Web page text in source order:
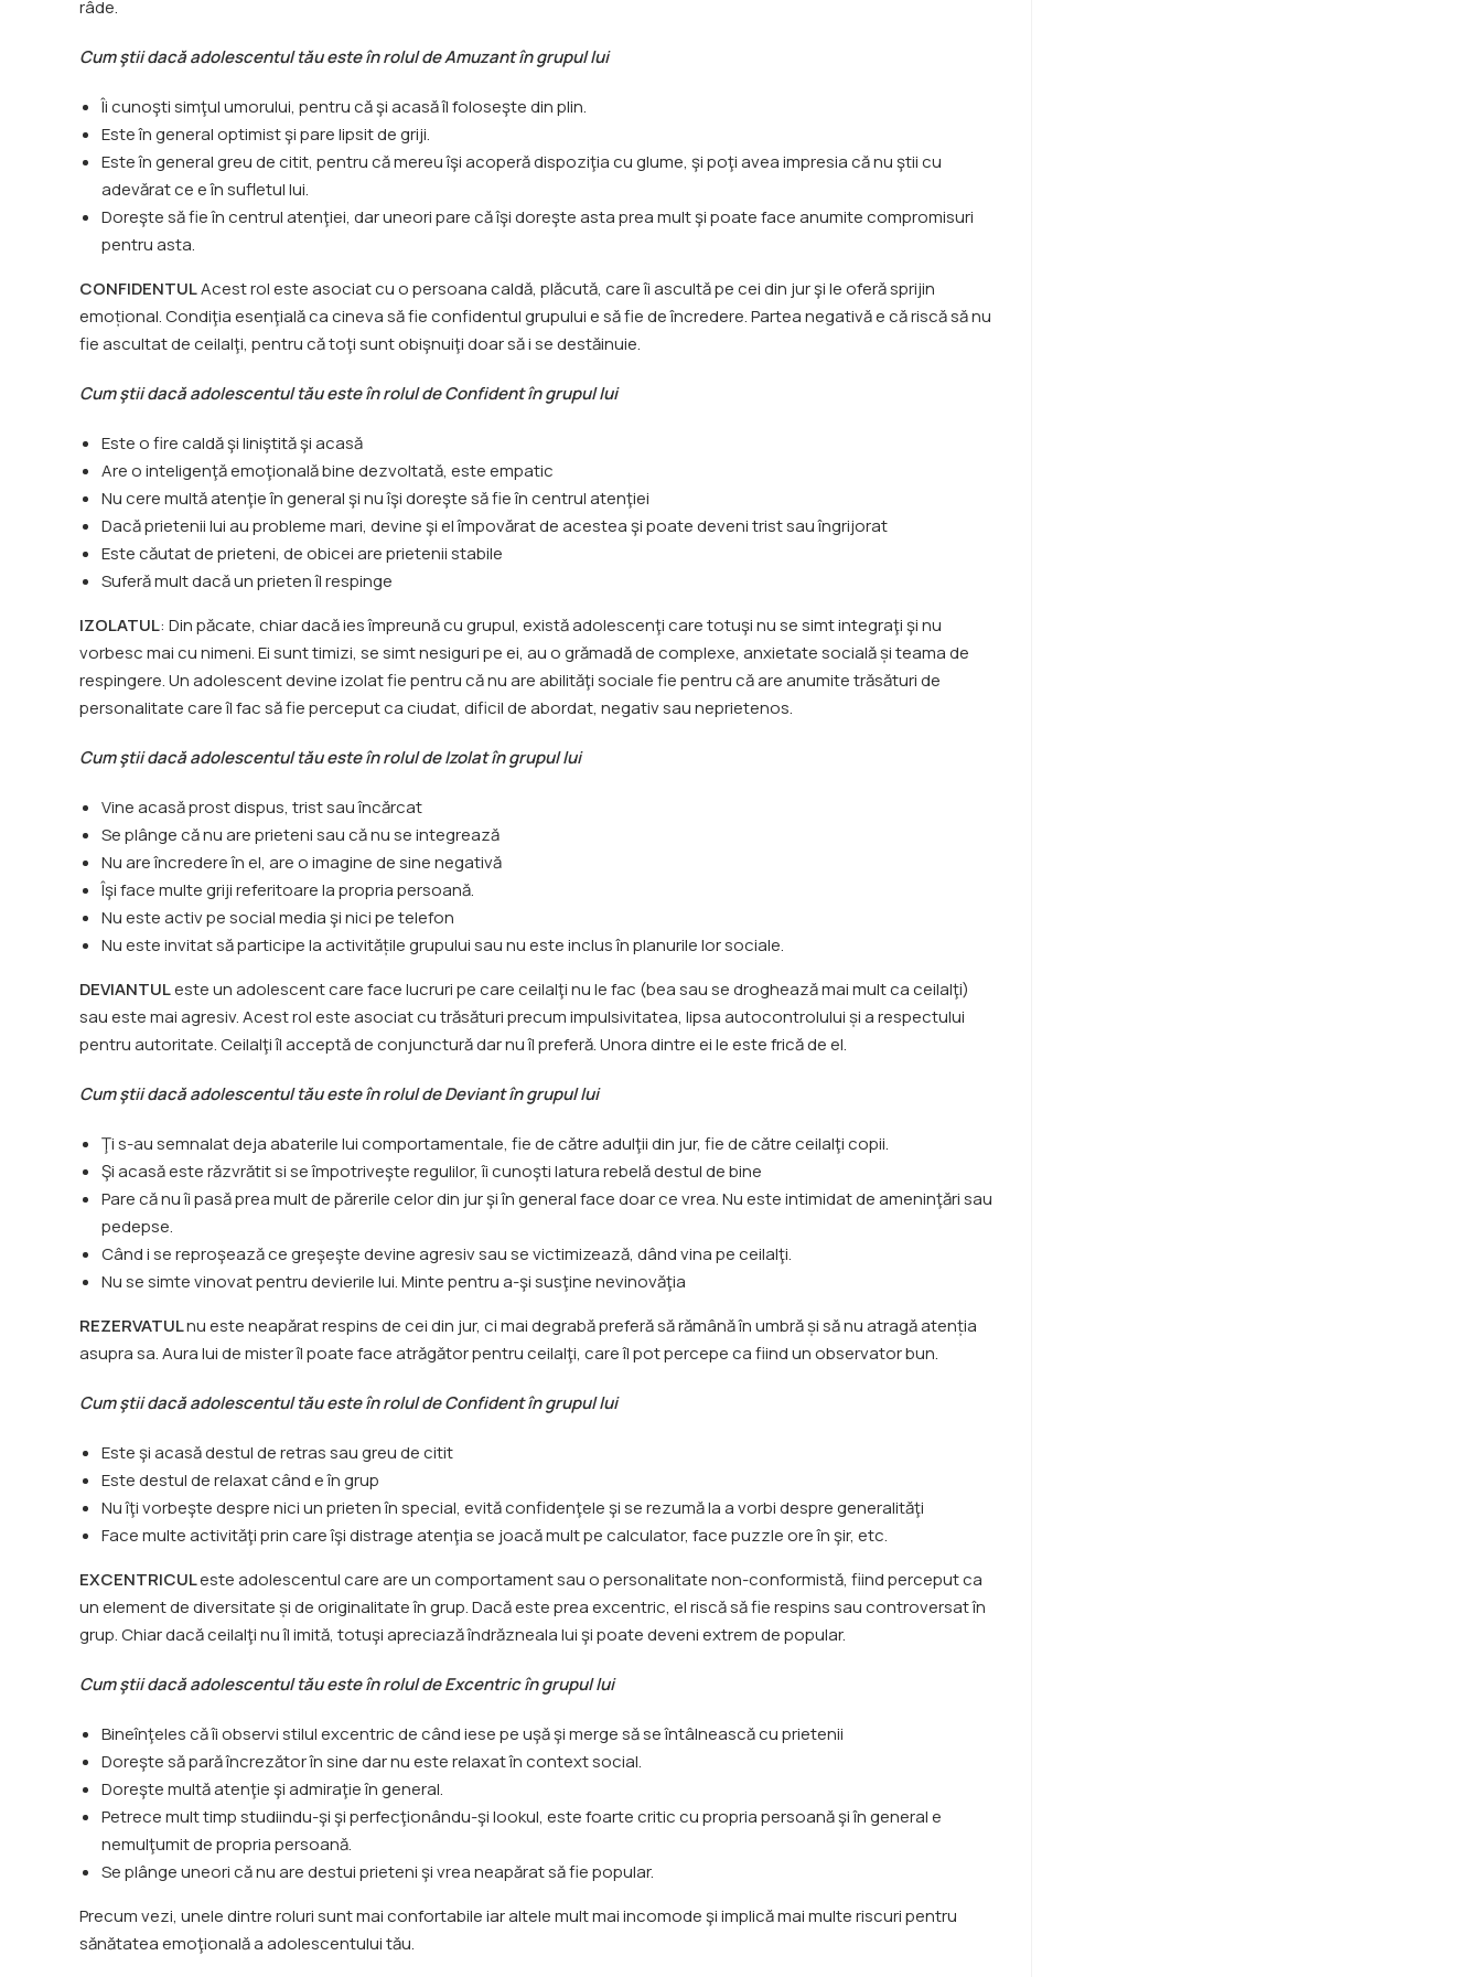
râde.
Cum ştii dacă adolescentul tău este în rolul de Amuzant în grupul lui
Îi cunoşti simţul umorului, pentru că şi acasă îl foloseşte din plin.
Este în general optimist şi pare lipsit de griji.
Este în general greu de citit, pentru că mereu îşi acoperă dispoziţia cu glume, şi poţi avea impresia că nu ştii cu
adevărat ce e în sufletul lui.
Doreşte să fie în centrul atenţiei, dar uneori pare că îşi doreşte asta prea mult şi poate face anumite compromisuri
pentru asta.
CONFIDENTULAcest rol este asociat cu o persoana caldă, plăcută, care îi ascultă pe cei din jur şi le oferă sprijin
emoțional. Condiţia esenţială ca cineva să fie confidentul grupului e să fie de încredere. Partea negativă e că riscă să nu
fie ascultat de ceilalţi, pentru că toţi sunt obişnuiţi doar să i se destăinuie.
Cum ştii dacă adolescentul tău este în rolul de Confident în grupul lui
Este o fire caldă şi liniştită şi acasă
Are o inteligenţă emoţională bine dezvoltată, este empatic
Nu cere multă atenţie în general şi nu îşi doreşte să fie în centrul atenţiei
Dacă prietenii lui au probleme mari, devine şi el împovărat de acestea şi poate deveni trist sau îngrijorat
Este căutat de prieteni, de obicei are prietenii stabile
Suferă mult dacă un prieten îl respinge
IZOLATUL: Din păcate, chiar dacă ies împreună cu grupul, există adolescenţi care totuşi nu se simt integraţi şi nu
vorbesc mai cu nimeni. Ei sunt timizi, se simt nesiguri pe ei, au o grămadă de complexe, anxietate socială și teama de
respingere. Un adolescent devine izolat fie pentru că nu are abilităţi sociale fie pentru că are anumite trăsături de
personalitate care îl fac să fie perceput ca ciudat, dificil de abordat, negativ sau neprietenos.
Cum ştii dacă adolescentul tău este în rolul de Izolat în grupul lui
Vine acasă prost dispus, trist sau încărcat
Se plânge că nu are prieteni sau că nu se integrează
Nu are încredere în el, are o imagine de sine negativă
Îşi face multe griji referitoare la propria persoană.
Nu este activ pe social media şi nici pe telefon
Nu este invitat să participe la activitățile grupului sau nu este inclus în planurile lor sociale.
DEVIANTULeste un adolescent care face lucruri pe care ceilalţi nu le fac (bea sau se droghează mai mult ca ceilalţi)
sau este mai agresiv. Acest rol este asociat cu trăsături precum impulsivitatea, lipsa autocontrolului și a respectului
pentru autoritate. Ceilalţi îl acceptă de conjunctură dar nu îl preferă. Unora dintre ei le este frică de el.
Cum ştii dacă adolescentul tău este în rolul de Deviant în grupul lui
Ţi s-au semnalat deja abaterile lui comportamentale, fie de către adulţii din jur, fie de către ceilalţi copii.
Şi acasă este răzvrătit si se împotriveşte regulilor, îi cunoşti latura rebelă destul de bine
Pare că nu îi pasă prea mult de părerile celor din jur şi în general face doar ce vrea. Nu este intimidat de ameninţări sau
pedepse.
Când i se reproşează ce greşeşte devine agresiv sau se victimizează, dând vina pe ceilalţi.
Nu se simte vinovat pentru devierile lui. Minte pentru a-şi susţine nevinovăţia
REZERVATULnu este neapărat respins de cei din jur, ci mai degrabă preferă să rămână în umbră și să nu atragă atenția
asupra sa. Aura lui de mister îl poate face atrăgător pentru ceilalţi, care îl pot percepe ca fiind un observator bun.
Cum ştii dacă adolescentul tău este în rolul de Confident în grupul lui
Este şi acasă destul de retras sau greu de citit
Este destul de relaxat când e în grup
Nu îţi vorbeşte despre nici un prieten în special, evită confidenţele şi se rezumă la a vorbi despre generalităţi
Face multe activităţi prin care îşi distrage atenţia se joacă mult pe calculator, face puzzle ore în şir, etc.
EXCENTRICULeste adolescentul care are un comportament sau o personalitate non-conformistă, fiind perceput ca
un element de diversitate și de originalitate în grup. Dacă este prea excentric, el riscă să fie respins sau controversat în
grup. Chiar dacă ceilalţi nu îl imită, totuşi apreciază îndrăzneala lui şi poate deveni extrem de popular.
Cum ştii dacă adolescentul tău este în rolul de Excentric în grupul lui
Bineînţeles că îi observi stilul excentric de când iese pe uşă şi merge să se întâlnească cu prietenii
Doreşte să pară încrezător în sine dar nu este relaxat în context social.
Doreşte multă atenţie şi admiraţie în general.
Petrece mult timp studiindu-şi şi perfecţionându-şi lookul, este foarte critic cu propria persoană şi în general e
nemulţumit de propria persoană.
Se plânge uneori că nu are destui prieteni şi vrea neapărat să fie popular.
Precum vezi, unele dintre roluri sunt mai confortabile iar altele mult mai incomode şi implică mai multe riscuri pentru
sănătatea emoţională a adolescentului tău.